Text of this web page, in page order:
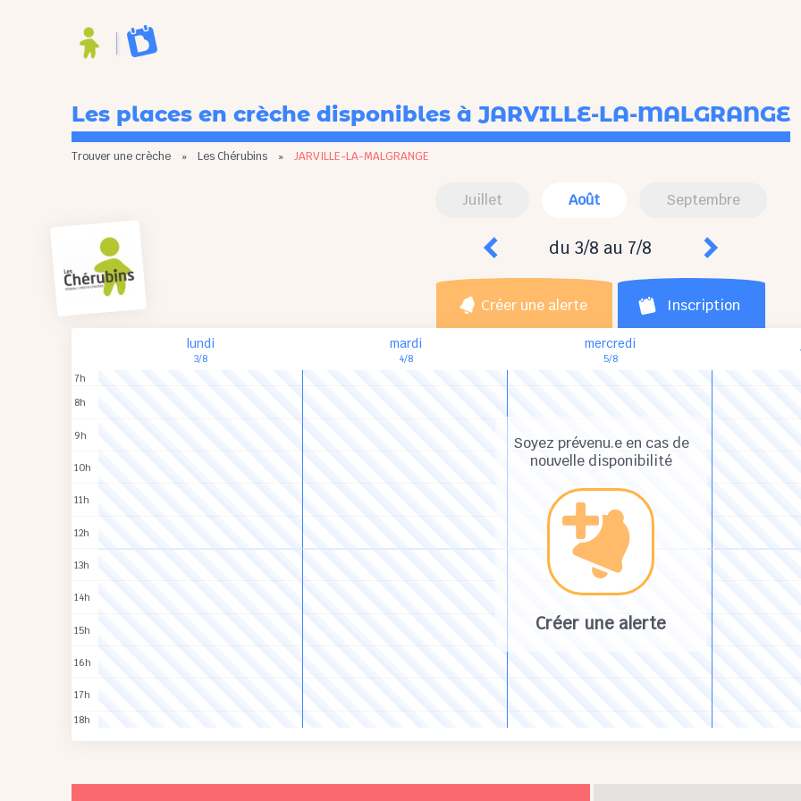
Les places en crèche disponibles à JARVILLE-LA-MALGRANGE
Trouver une crèche » Les Chérubins » JARVILLE-LA-MALGRANGE
Juillet Août Septembre
du 3/8 au 7/8
Créer une alerte Inscription
Soyez prévenu.e en cas de
nouvelle disponibilité
Créer une alerte
lundi
3/8
mardi
4/8
mercredi
5/8
7h
8h
9h
10h
11h
12h
13h
14h
15h
16h
17h
18h